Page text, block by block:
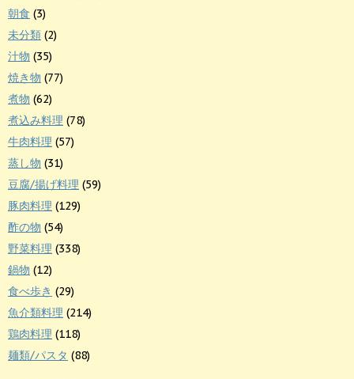
朝食 (3)
未分類 (2)
汁物 (35)
焼き物 (77)
煮物 (62)
煮込み料理 (78)
牛肉料理 (57)
蒸し物 (31)
豆腐/揚げ料理 (59)
豚肉料理 (129)
酢の物 (54)
野菜料理 (338)
鍋物 (12)
食べ歩き (29)
魚介類料理 (214)
鶏肉料理 (118)
麺類/パスタ (88)